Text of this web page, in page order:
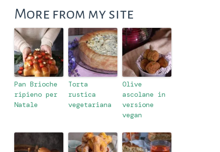
More from my site
Pan Brioche
ripieno per
Natale
Torta
rustica
vegetariana
Olive
ascolane in
versione
vegan